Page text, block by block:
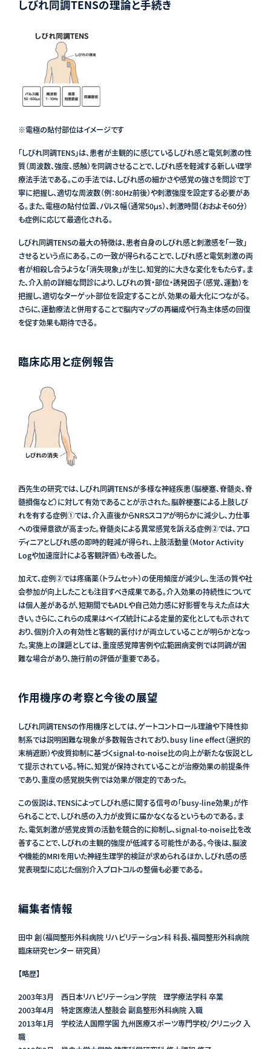
しびれ同調TENSの理論と手続き
※電極の貼付部位はイメージです
「しびれ同調TENS」は、患者が主観的に感じているしびれ感と電気刺激の性
質（周波数、強度、感触）を同調させることで、しびれ感を軽減する新しい理学
療法手法である。この手法では、しびれ感の細かさや感覚の強さを問診で丁
寧に把握し、適切な周波数（例：80Hz前後）や刺激強度を設定する必要があ
る。また、電極の貼付位置、パルス幅（通常50μs）、刺激時間（おおよそ60分）
も症例に応じて最適化される。
しびれ同調TENSの最大の特徴は、患者自身のしびれ感と刺激感を「一致」
させるという点にある。この一致が得られることで、しびれ感と電気刺激の両
者が相殺し合うような「消失現象」が生じ、知覚的に大きな変化をもたらす。ま
た、介入前の詳細な問診により、しびれの質・部位・誘発因子（感覚、運動）を
把握し、適切なターゲット部位を設定することが、効果の最大化につながる。
さらに、運動療法と併用することで脳内マップの再編成や行為主体感の回復
を促す効果も期待できる。
臨床応用と症例報告
西先生の研究では、しびれ同調TENSが多様な神経疾患（脳梗塞、脊髄炎、脊
髄損傷など）に対して有効であることが示された。脳幹梗塞による上肢しび
れを有する症例①では、介入直後からNRSスコアが明らかに減少し、力仕事
への復帰意欲が高まった。脊髄炎による異常感覚を訴える症例②では、アロ
ディニアとしびれ感の即時的軽減が得られ、上肢活動量（Motor Activity
Logや加速度計による客観評価）も改善した。
加えて、症例②では疼痛薬（トラムセット）の使用頻度が減少し、生活の質や社
会参加が向上したことも注目すべき成果である。介入効果の持続性について
は個人差があるが、短期間でもADLや自己効力感に好影響を与えた点は大
きい。さらに、これらの成果はベイズ統計による定量的変化としても示されて
おり、個別介入の有効性と客観的裏付けが両立していることが明らかとなっ
た。実施上の課題としては、重度感覚障害例や広範囲病変例では同調が困
難な場合があり、施行前の評価が重要である。
作用機序の考察と今後の展望
しびれ同調TENSの作用機序としては、ゲートコントロール理論や下降性抑
制系では説明困難な現象が多数報告されており、busy line effect（選択的
末梢遮断）や皮質抑制に基づくsignal-to-noise比の向上が新たな仮説とし
て提示されている。特に、知覚が保持されていることが治療効果の前提条件
であり、重度の感覚脱失例では効果が限定的であった。
この仮説は、TENSによってしびれ感に関する信号の「busy-line効果」が作
られることで、しびれ感の入力が皮質に届かなくなるというものである。ま
た、電気刺激が感覚皮質の活動を競合的に抑制し、signal-to-noise比を改
善することで、しびれの主観的強度が低減する可能性がある。今後は、脳波
や機能的MRIを用いた神経生理学的検証が求められるほか、しびれ感の感
覚表現型に応じた個別介入プロトコルの整備も必要である。
編集者情報
田中 創（福岡整形外科病院 リハビリテーション科 科長、福岡整形外科病院
臨床研究センター 研究員）
【略歴】
2003年3月 西日本リハビリテーション学院 理学療法学科 卒業
2003年4月 特定医療法人整肢会 副島整形外科病院 入職
2013年1月 学校法人国際学園 九州医療スポーツ専門学校/クリニック 入
職